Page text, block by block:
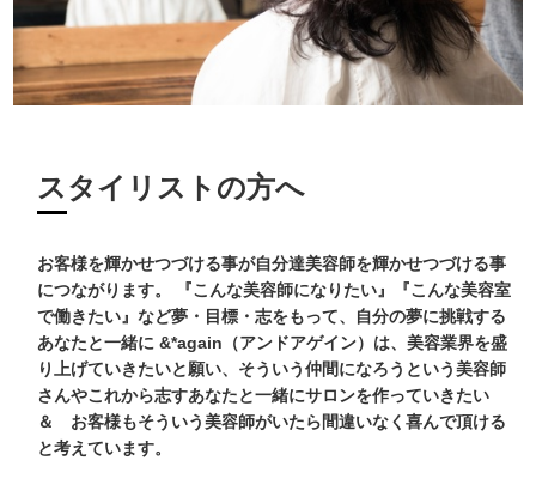
スタイリストの方へ
お客様を輝かせつづける事が自分達美容師を輝かせつづける事
につながります。 『こんな美容師になりたい』『こんな美容室
で働きたい』など夢・目標・志をもって、自分の夢に挑戦する
あなたと一緒に &*again（アンドアゲイン）は、美容業界を盛
り上げていきたいと願い、そういう仲間になろうという美容師
さんやこれから志すあなたと一緒にサロンを作っていきたい
＆ お客様もそういう美容師がいたら間違いなく喜んで頂ける
と考えています。